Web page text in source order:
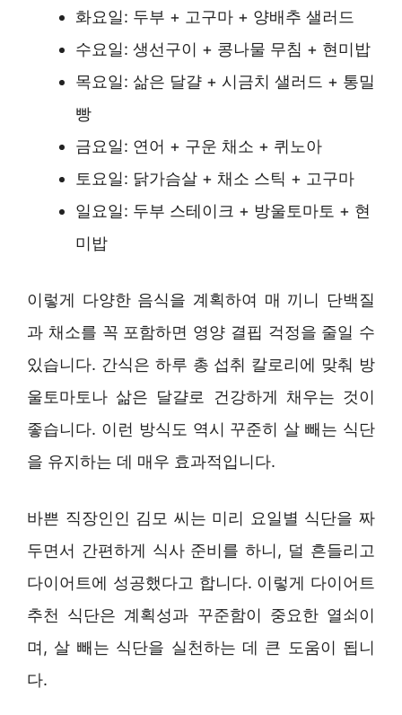
화요일: 두부 + 고구마 + 양배추 샐러드
수요일: 생선구이 + 콩나물 무침 + 현미밥
목요일: 삶은 달걀 + 시금치 샐러드 + 통밀
빵
금요일: 연어 + 구운 채소 + 퀴노아
토요일: 닭가슴살 + 채소 스틱 + 고구마
일요일: 두부 스테이크 + 방울토마토 + 현
미밥
이렇게 다양한 음식을 계획하여 매 끼니 단백질
과 채소를 꼭 포함하면 영양 결핍 걱정을 줄일 수
있습니다. 간식은 하루 총 섭취 칼로리에 맞춰 방
울토마토나 삶은 달걀로 건강하게 채우는 것이
좋습니다. 이런 방식도 역시 꾸준히 살 빼는 식단
을 유지하는 데 매우 효과적입니다.
바쁜 직장인인 김모 씨는 미리 요일별 식단을 짜
두면서 간편하게 식사 준비를 하니, 덜 흔들리고
다이어트에 성공했다고 합니다. 이렇게 다이어트
추천 식단은 계획성과 꾸준함이 중요한 열쇠이
며, 살 빼는 식단을 실천하는 데 큰 도움이 됩니
다.